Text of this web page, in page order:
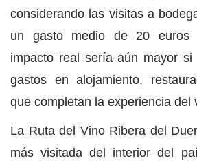
considerando las visitas a
un gasto medio de 20 euros
impacto real sería aún mayor si
gastos en alojamiento,
que completan la experiencia del
La Ruta del Vino Ribera del
más visitada del interior del